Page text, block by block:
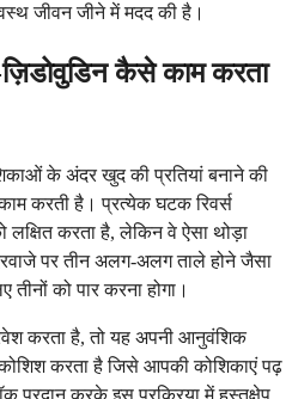
जीवन जीने में मदद की है।
कैसे काम करता
के अंदर खुद की प्रतियां बनाने की
करती है। प्रत्येक घटक रिवर्स
लक्षित करता है, लेकिन वे ऐसा थोड़ा
पर तीन अलग-अलग ताले होने जैसा
को पार करना होगा।
करता है, तो यह अपनी आनुवंशिक
करता है जिसे आपकी कोशिकाएं पढ़
प्रदान करके इस प्रक्रिया में हस्तक्षेप